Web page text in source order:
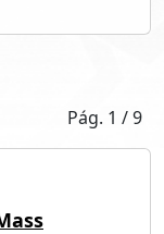
Pág. 1 / 9